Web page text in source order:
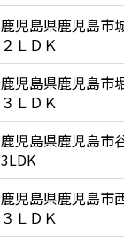
鹿児島県鹿児島市
２ＬＤＫ
鹿児島県鹿児島市
３ＬＤＫ
鹿児島県鹿児島市
3LDK
鹿児島県鹿児島市
３ＬＤＫ